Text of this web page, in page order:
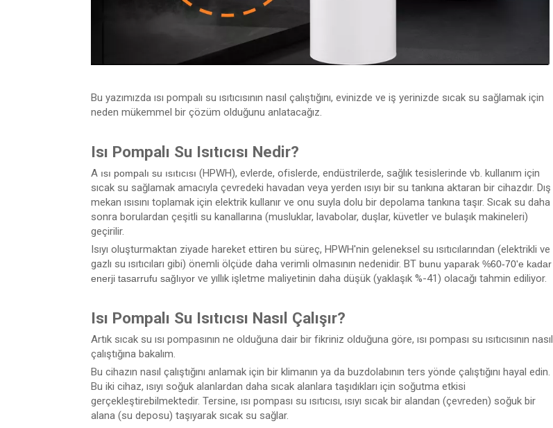
Bu yazımızda ısı pompalı su ısıtıcısının nasıl çalıştığını, evinizde ve iş yerinizde sıcak su sağlamak için
neden mükemmel bir çözüm olduğunu anlatacağız.
Isı Pompalı Su Isıtıcısı Nedir?
A ısı pompalı su ısıtıcısı (HPWH), evlerde, ofislerde, endüstrilerde, sağlık tesislerinde vb. kullanım için
sıcak su sağlamak amacıyla çevredeki havadan veya yerden ısıyı bir su tankına aktaran bir cihazdır. Dış
mekan ısısını toplamak için elektrik kullanır ve onu suyla dolu bir depolama tankına taşır. Sıcak su daha
sonra borulardan çeşitli su kanallarına (musluklar, lavabolar, duşlar, küvetler ve bulaşık makineleri)
geçirilir.
Isıyı oluşturmaktan ziyade hareket ettiren bu süreç, HPWH'nin geleneksel su ısıtıcılarından (elektrikli ve
gazlı su ısıtıcıları gibi) önemli ölçüde daha verimli olmasının nedenidir. BT bunu yaparak %60-70'e kadar
enerji tasarrufu sağlıyor ve yıllık işletme maliyetinin daha düşük (yaklaşık %-41) olacağı tahmin ediliyor.
Isı Pompalı Su Isıtıcısı Nasıl Çalışır?
Artık sıcak su ısı pompasının ne olduğuna dair bir fikriniz olduğuna göre, ısı pompası su ısıtıcısının nasıl
çalıştığına bakalım.
Bu cihazın nasıl çalıştığını anlamak için bir klimanın ya da buzdolabının ters yönde çalıştığını hayal edin.
Bu iki cihaz, ısıyı soğuk alanlardan daha sıcak alanlara taşıdıkları için soğutma etkisi
gerçekleştirebilmektedir. Tersine, ısı pompası su ısıtıcısı, ısıyı sıcak bir alandan (çevreden) soğuk bir
alana (su deposu) taşıyarak sıcak su sağlar.